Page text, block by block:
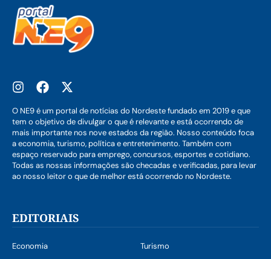
O NE9 é um portal de notícias do Nordeste fundado em 2019 e que
tem o objetivo de divulgar o que é relevante e está ocorrendo de
mais importante nos nove estados da região. Nosso conteúdo foca
a economia, turismo, política e entretenimento. Também com
espaço reservado para emprego, concursos, esportes e cotidiano.
Todas as nossas informações são checadas e verificadas, para levar
ao nosso leitor o que de melhor está ocorrendo no Nordeste.
EDITORIAIS
Economia Turismo